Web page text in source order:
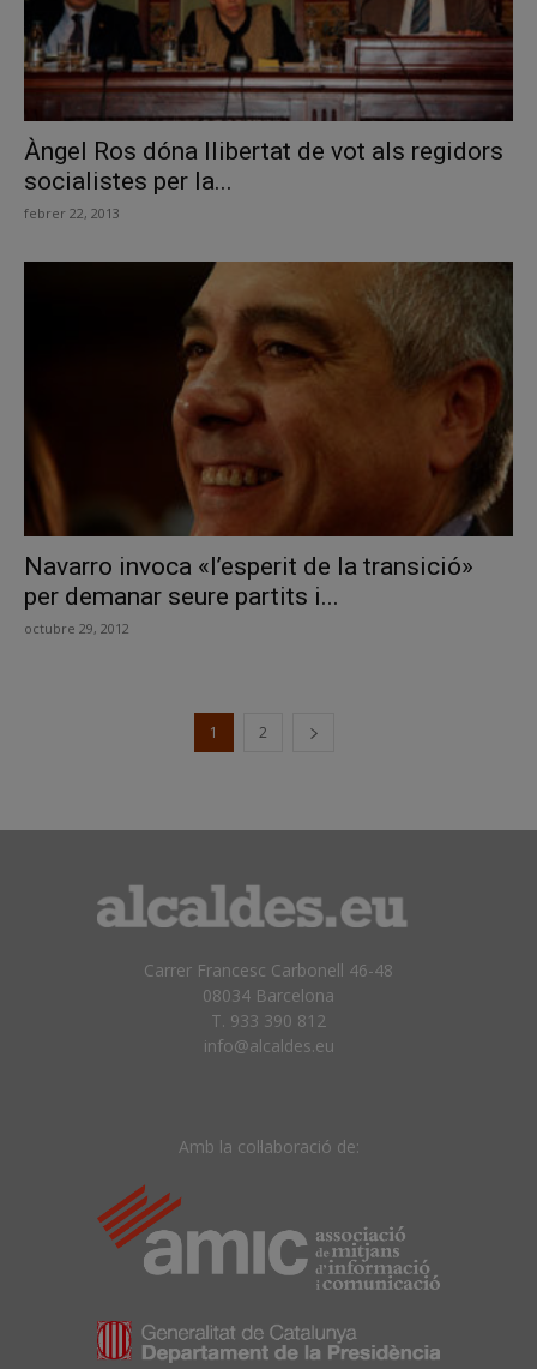
Àngel Ros dóna llibertat de vot als regidors
socialistes per la...
febrer 22, 2013
Navarro invoca «l’esperit de la transició»
per demanar seure partits i...
octubre 29, 2012
1 2
Carrer Francesc Carbonell 46-48
08034 Barcelona
T. 933 390 812
info@alcaldes.eu
Amb la col·laboració de: